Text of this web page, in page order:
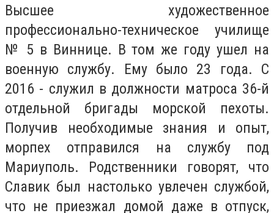
Высшее художественное
профессионально-техническое училище
№ 5 в Виннице. В том же году ушел на
военную службу. Ему было 23 года. С
2016 - служил в должности матроса 36-й
отдельной бригады морской пехоты.
Получив необходимые знания и опыт,
морпех отправился на службу под
Мариуполь. Родственники говорят, что
Славик был настолько увлечен службой,
что не приезжал домой даже в отпуск,